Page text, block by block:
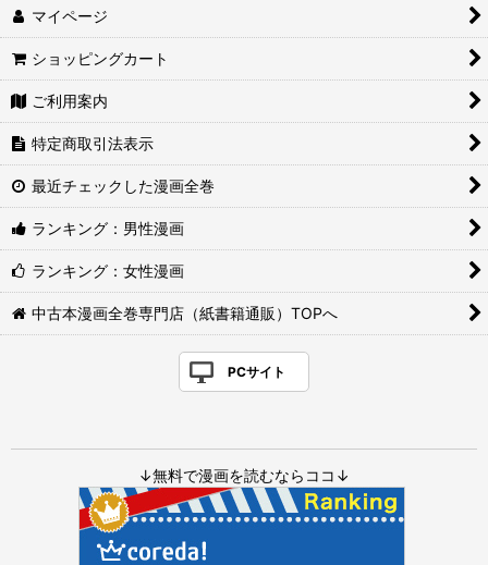
マイページ
ショッピングカート
ご利用案内
特定商取引法表示
最近チェックした漫画全巻
ランキング：男性漫画
ランキング：女性漫画
中古本漫画全巻専門店（紙書籍通販）TOPへ
PCサイト
↓無料で漫画を読むならココ↓